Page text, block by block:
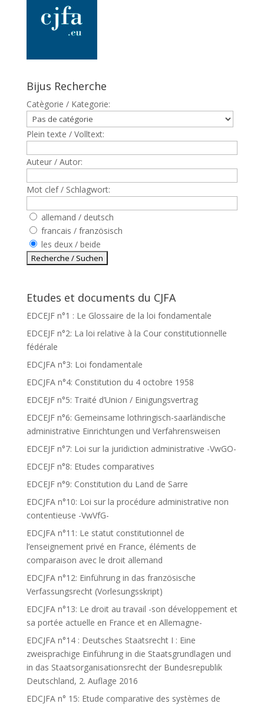
Bijus Recherche
Catègorie / Kategorie:
Plein texte / Volltext:
Auteur / Autor:
Mot clef / Schlagwort:
allemand / deutsch
francais / französisch
les deux / beide
Etudes et documents du CJFA
EDCEJF n°1 : Le Glossaire de la loi fondamentale
EDCEJF n°2: La loi relative à la Cour constitutionnelle
fédérale
EDCJFA n°3: Loi fondamentale
EDCJFA n°4: Constitution du 4 octobre 1958
EDCEJF n°5: Traité d’Union / Einigungsvertrag
EDCEJF n°6: Gemeinsame lothringisch-saarländische
administrative Einrichtungen und Verfahrensweisen
EDCEJF n°7: Loi sur la juridiction administrative -VwGO-
EDCEJF n°8: Etudes comparatives
EDCEJF n°9: Constitution du Land de Sarre
EDCJFA n°10: Loi sur la procédure administrative non
contentieuse -VwVfG-
EDCJFA n°11: Le statut constitutionnel de
l’enseignement privé en France, éléments de
comparaison avec le droit allemand
EDCJFA n°12: Einführung in das französische
Verfassungsrecht (Vorlesungsskript)
EDCJFA n°13: Le droit au travail -son développement et
sa portée actuelle en France et en Allemagne-
EDCJFA n°14 : Deutsches Staatsrecht I : Eine
zweisprachige Einführung in die Staatsgrundlagen und
in das Staatsorganisationsrecht der Bundesrepublik
Deutschland, 2. Auflage 2016
EDCJFA n° 15: Etude comparative des systèmes de